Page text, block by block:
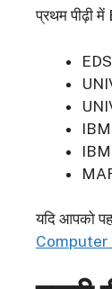
प्रथम पीढ़ी
IBM
यदि आपको
Computer